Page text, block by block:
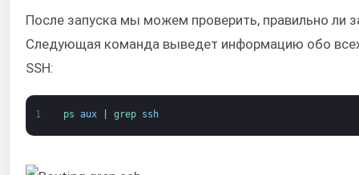
После запуска мы можем проверить, правильно ли
Следующая команда выведет информацию обо
SSH:
1 ps aux grep ssh